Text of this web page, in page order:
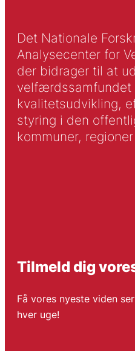
Det Nationale
Analysecenter for
der bidrager til at
velfærdssamfundet
kvalitetsudvikling,
styring i den
kommuner,
Tilmeld dig
Få vores nyeste viden
hver uge!